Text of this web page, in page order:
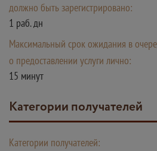
должно быть зарегистрировано:
1 раб. дн
Максимальный срок ожидания в
о предоставлении услуги лично:
15 минут
Категории получателей
Категории получателей: